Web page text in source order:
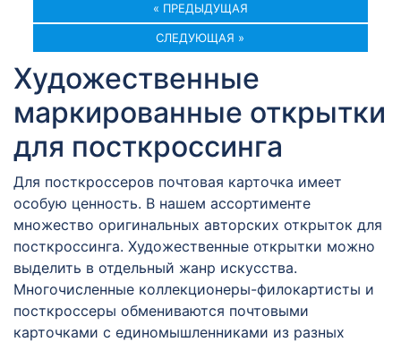
« ПРЕДЫДУЩАЯ
СЛЕДУЮЩАЯ »
Художественные
маркированные открытки
для посткроссинга
Для посткроссеров почтовая карточка имеет
особую ценность. В нашем ассортименте
множество оригинальных авторских открыток для
посткроссинга. Художественные открытки можно
выделить в отдельный жанр искусства.
Многочисленные коллекционеры-филокартисты и
посткроссеры обмениваются почтовыми
карточками с единомышленниками из разных